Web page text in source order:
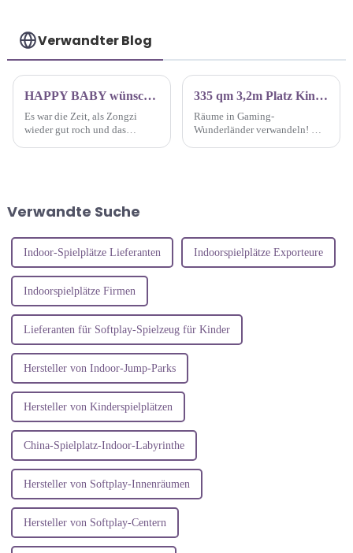
Verwandter Blog
HAPPY BABY wünscht allen Mitarbeitern ein frohes Drachenbootfest
Es war die Zeit, als Zongzi
wieder gut roch und das
und ihr Selbstbewusstsein zu
335 qm 3,2m Platz Kinderspielplatz Gaming Wunderland
Räume in Gaming-
Wunderländer verwandeln! Wir
Verwandte Suche
Indoor-Spielplätze Lieferanten Indoorspielplätze Exporteure
Indoorspielplätze Firmen
Lieferanten für Softplay-Spielzeug für Kinder
Hersteller von Indoor-Jump-Parks
Hersteller von Kinderspielplätzen
China-Spielplatz-Indoor-Labyrinthe
Hersteller von Softplay-Innenräumen
Hersteller von Softplay-Centern